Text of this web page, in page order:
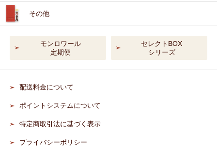
その他
モンロワール
定期便
セレクトBOX
シリーズ
配送料金について
ポイントシステムについて
特定商取引法に基づく表示
プライバシーポリシー